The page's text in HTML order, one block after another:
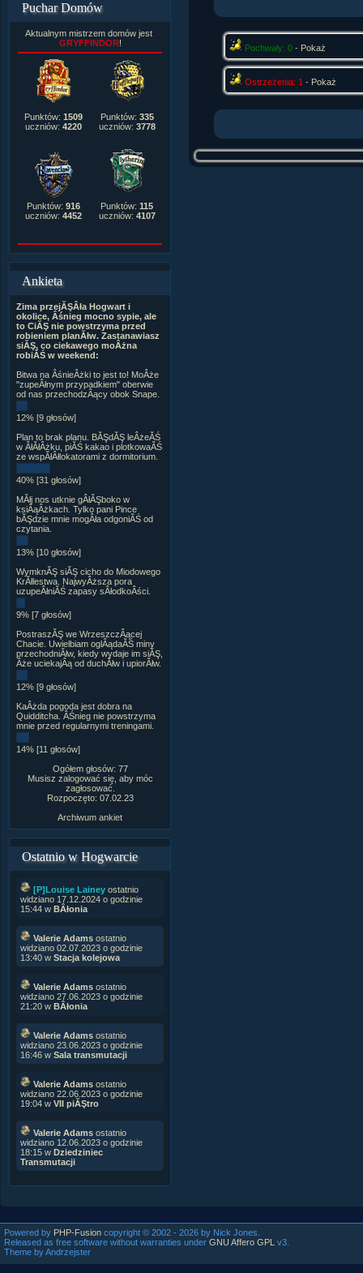
Puchar Domów
Aktualnym mistrzem domów jest
GRYFFINDOR!
Punktów: 1509
uczniów: 4220
Punktów: 335
uczniów: 3778
Punktów: 916
uczniów: 4452
Punktów: 115
uczniów: 4107
Ankieta
Zima przejĂŞÂła Hogwart i
okolice, Âśnieg mocno sypie, ale
to CiĂŞ nie powstrzyma przed
robieniem planĂłw. Zastanawiasz
siĂŞ, co ciekawego moÂżna
robiĂŚ w weekend:
Bitwa na ÂśnieÂżki to jest to! MoÂże
"zupeÂłnym przypadkiem" oberwie
od nas przechodzÂący obok Snape.
12% [9 głosów]
Plan to brak planu. BĂŞdĂŞ leÂżeĂŚ
w ÂłĂłÂżku, piĂŚ kakao i plotkowaĂŚ
ze wspĂłÂłlokatorami z dormitorium.
40% [31 głosów]
MĂłj nos utknie gÂłĂŞboko w
ksiÂąÂżkach. Tylko pani Pince
bĂŞdzie mnie mogÂła odgoniĂŚ od
czytania.
13% [10 głosów]
WymknĂŞ siĂŞ cicho do Miodowego
KrĂłlestwa. NajwyÂższa pora
uzupeÂłniĂŚ zapasy sÂłodkoÂści.
9% [7 głosów]
PostraszĂŞ we WrzeszczÂącej
Chacie. Uwielbiam oglÂądaĂŚ miny
przechodniĂłw, kiedy wydaje im siĂŞ,
Âże uciekajÂą od duchĂłw i upiorĂłw.
12% [9 głosów]
KaÂżda pogoda jest dobra na
Quidditcha. ÂŚnieg nie powstrzyma
mnie przed regularnymi treningami.
14% [11 głosów]
Ogółem głosów: 77
Musisz zalogować się, aby móc
zagłosować.
Rozpoczęto: 07.02.23
Archiwum ankiet
Ostatnio w Hogwarcie
[P]Louise Lainey ostatnio
widziano 17.12.2024 o godzinie
15:44 w BÂłonia
Valerie Adams ostatnio
widziano 02.07.2023 o godzinie
13:40 w Stacja kolejowa
Valerie Adams ostatnio
widziano 27.06.2023 o godzinie
21:20 w BÂłonia
Valerie Adams ostatnio
widziano 23.06.2023 o godzinie
16:46 w Sala transmutacji
Valerie Adams ostatnio
widziano 22.06.2023 o godzinie
19:04 w VII piĂŞtro
Valerie Adams ostatnio
widziano 12.06.2023 o godzinie
18:15 w Dziedziniec
Transmutacji
Pochwały: 0- Pokaż
Ostrzeżenia: 1 - Pokaż
Powered by PHP-Fusion copyright © 2002 - 2026 by Nick Jones.
Released as free software without warranties under GNU Affero GPL
v3.
Theme by Andrzejster